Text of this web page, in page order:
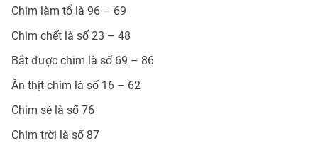
Chim làm tổ là 96 – 69
Chim chết là số 23 – 48
Bắt được chim là số 69 – 86
Ăn thịt chim là số 16 – 62
Chim sẻ là số 76
Chim trời là số 87